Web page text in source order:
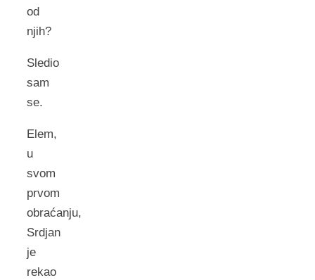
od
njih?
Sledio
sam
se.
Elem,
u
svom
prvom
obraćanju,
Srdjan
je
rekao